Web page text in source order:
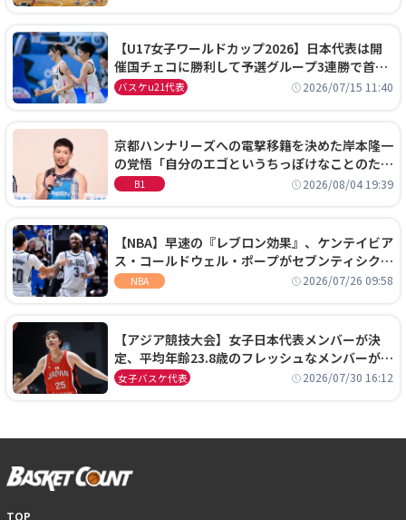
【U17女子ワールドカップ2026】日本代表は開
催国チェコに勝利して予選グループ3連勝で首位
通過！準々決勝の相手はエジプトに決定
バスケu21代表 2026/07/15 11:40
京都ハンナリーズへの電撃移籍を決めた岸本隆一
の覚悟「自分のエゴというちっぽけなことのため
に、京都に来たわけではない」
B1 2026/08/04 19:39
【NBA】早速の『レブロン効果』、ケンテイビア
ス・コールドウェル・ポープがセブンティシクサ
ーズに1年契約で加入
NBA 2026/07/26 09:58
【アジア競技大会】女子日本代表メンバーが決
定、平均年齢23.8歳のフレッシュなメンバーが日
本開催の大舞台で頂点を狙う
女子バスケ代表 2026/07/30 16:12
TOP